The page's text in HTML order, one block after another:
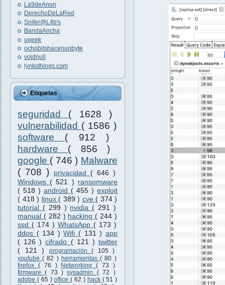
La9deAnon
DerechoDeLaRed
Snifer@L4b's
BandaAncha
ugeek
ochobitshacenunbyte
voidnull
lynksthings.com
Etiquetas
seguridad ( 1628 )
vulnerabilidad ( 1586 )
software ( 912 )
hardware ( 856 )
google ( 746 ) Malware
( 708 )
privacidad ( 646 )
Windows ( 521 ) ransomware
( 518 ) android ( 455 ) exploit
( 418 ) linux ( 389 ) cve ( 374 )
tutorial ( 299 ) nvidia ( 291 )
manual ( 282 ) hacking ( 244 )
ssd ( 174 ) WhatsApp ( 173 )
ddos ( 134 )Wifi ( 131 ) app
( 126 )cifrado ( 121 )twitter
( 121 ) programación( 105 )
youtube( 82 ) herramientas( 80 )
firefox ( 76 ) Networking( 73 )
firmware( 73 )sysadmin ( 72 )
adobe ( 65 )office( 62 ) hack ( 51 )